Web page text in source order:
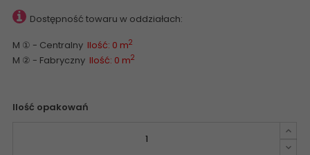
Dostępność towaru w oddziałach:
M ① - Centralny Ilość: 0 m2
M ② - Fabryczny Ilość: 0 m2
Ilość opakowań